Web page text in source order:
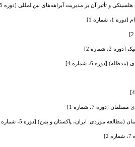
و تأثیر آن بر مدیریت آبراهه‌های بین‌المللی [دوره 5، شماره 4]
شماره 1]
شماره 2]
[دوره 6، شماره 4]
[دوره 7، شماره 1]
موردی: ایران، پاکستان و یمن) [دوره 5، شماره 1]